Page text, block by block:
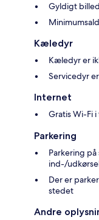
Gyldigt
Kæledyr
Kæledyr er
Servicedyr
Internet
Gratis Wi-Fi
Parkering
Parkering
ind-/
Der er
stedet
Andre